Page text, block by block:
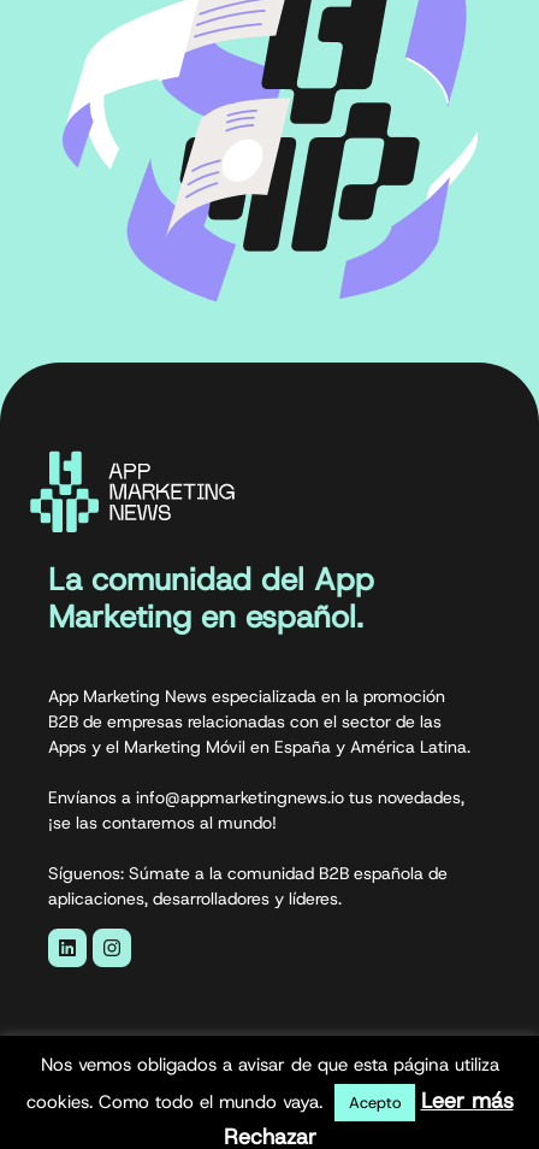
La comunidad del App
Marketing en español.
App Marketing News especializada en la promoción
B2B de empresas relacionadas con el sector de las
Apps y el Marketing Móvil en España y América Latina.
Envíanos a info@appmarketingnews.io tus novedades,
¡se las contaremos al mundo!
Síguenos: Súmate a la comunidad B2B española de
aplicaciones, desarrolladores y líderes.
Nos vemos obligados a avisar de que esta página utiliza
cookies. Como todo el mundo vaya.
Acepto
Leer más
Rechazar